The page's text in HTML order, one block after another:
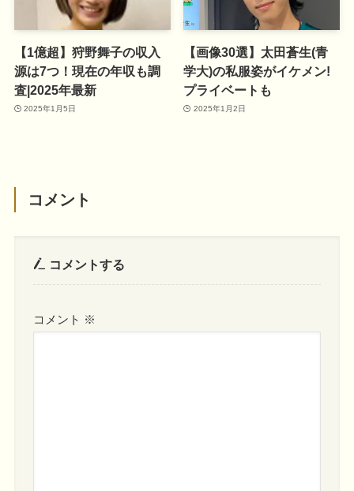
【1億超】狩野舞子の収入
源は7つ！現在の年収も調
査|2025年最新
2025年1月5日
【画像30選】太田蒼生(青
学大)の私服姿がイケメン!
プライベートも
2025年1月2日
コメント
コメントする
コメント ※